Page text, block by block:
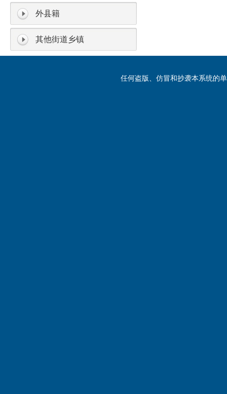
外县籍
其他街道乡镇
任何盗版、仿冒和抄袭本系统的